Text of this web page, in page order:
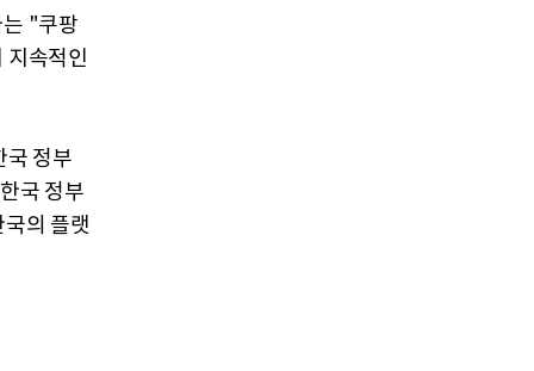
는 "쿠팡
지속적인
국 정부
국 정부
의 플랫